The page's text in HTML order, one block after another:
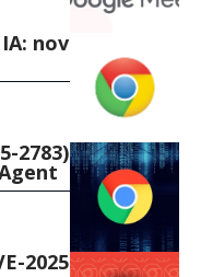
novas defesas
2783) usado
2025-10200):